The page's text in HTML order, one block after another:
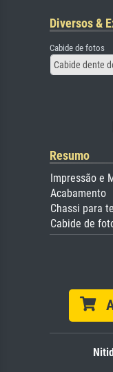
Diversos &
Cabide de fotos
Cabide dente
Resumo
Impressão e
Acabamento
Chassi para
Cabide de